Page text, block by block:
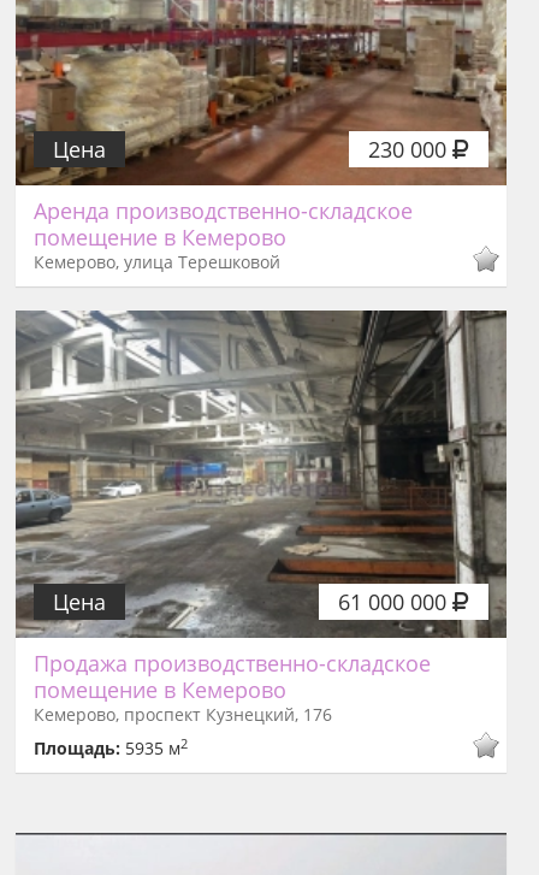
230 000
Цена
Аренда производственно-складское
помещение в Кемерово
Кемерово, улица Терешковой
61 000 000
Цена
Продажа производственно-складское
помещение в Кемерово
Кемерово, проспект Кузнецкий, 176
Площадь: 5935 м2